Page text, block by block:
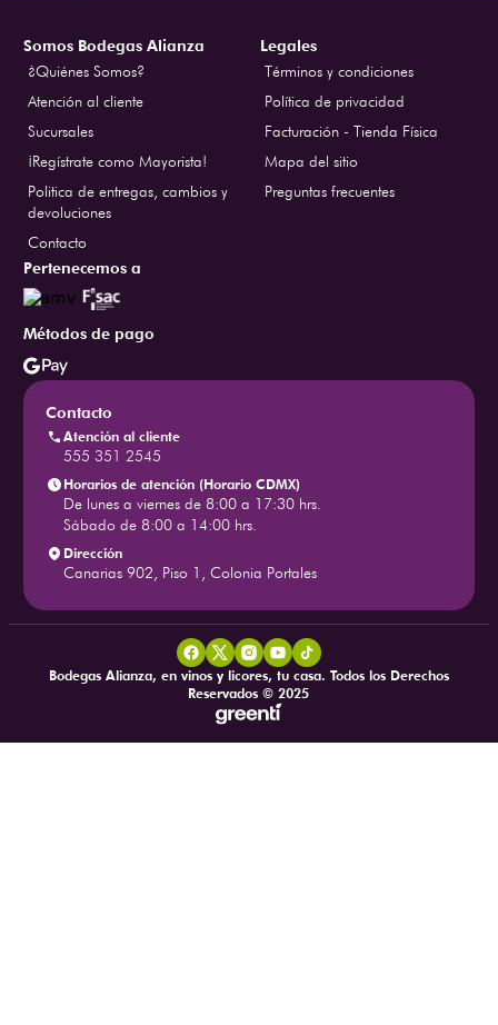
Somos Bodegas Alianza
¿Quiénes Somos?
Atención al cliente
Sucursales
¡Regístrate como Mayorista!
Politica de entregas, cambios y
devoluciones
Contacto
Legales
Términos y condiciones
Política de privacidad
Facturación - Tienda Física
Mapa del sitio
Preguntas frecuentes
Pertenecemos a
Métodos de pago
Contacto
Atención al cliente
555 351 2545
Horarios de atención (Horario CDMX)
De lunes a viernes de 8:00 a 17:30 hrs.
Sábado de 8:00 a 14:00 hrs.
Dirección
Canarias 902, Piso 1, Colonia Portales
Bodegas Alianza, en vinos y licores, tu casa. Todos los Derechos
Reservados © 2025